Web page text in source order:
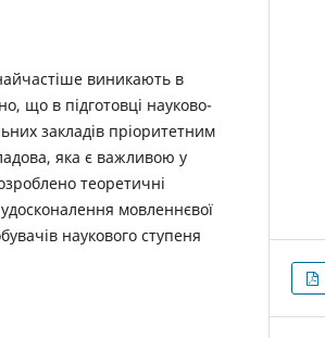
виникають в
що в підготовці науково-
закладів пріоритетним
яка є важливою у
теоретичні
мовленнєвої
наукового ступеня